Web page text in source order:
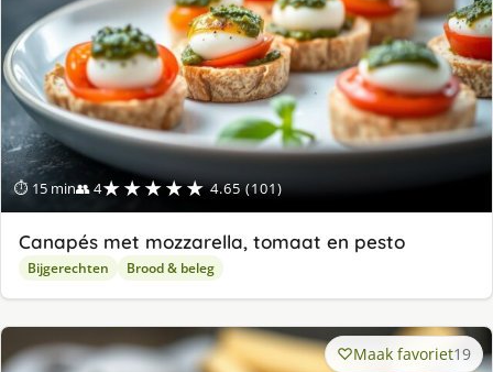
⏱ 15 min👥 4★★★★★ 4.65 (101)
Canapés met mozzarella, tomaat en pesto
Bijgerechten Brood & beleg
Maak favoriet19